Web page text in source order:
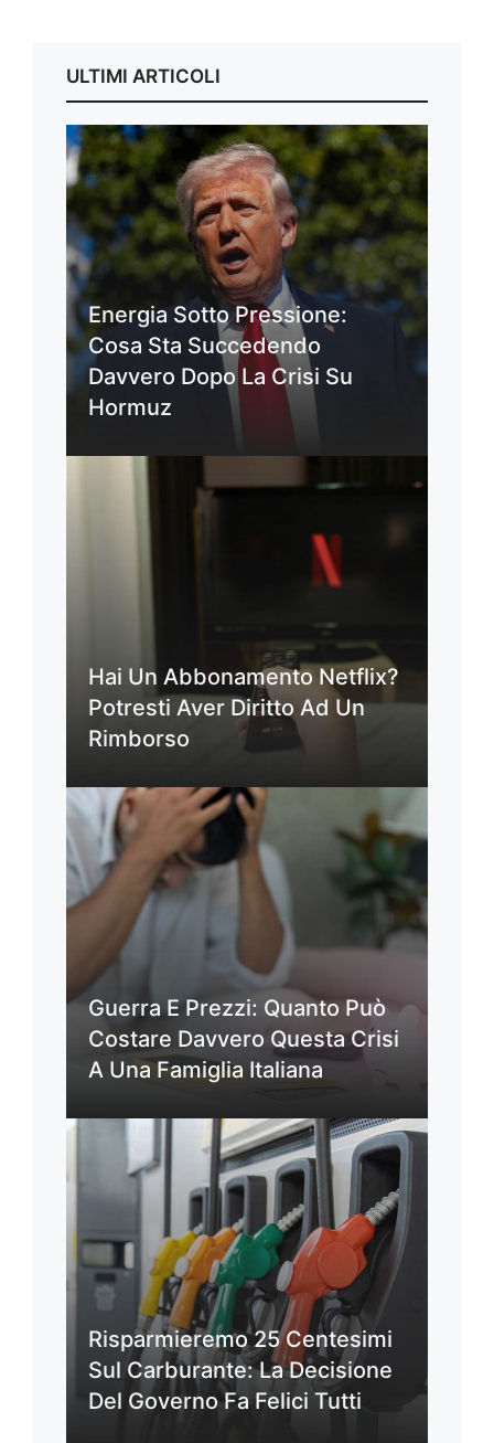
ULTIMI ARTICOLI
Energia Sotto Pressione:
Cosa Sta Succedendo
Davvero Dopo La Crisi Su
Hormuz
Hai Un Abbonamento Netflix?
Potresti Aver Diritto Ad Un
Rimborso
Guerra E Prezzi: Quanto Può
Costare Davvero Questa Crisi
A Una Famiglia Italiana
Risparmieremo 25 Centesimi
Sul Carburante: La Decisione
Del Governo Fa Felici Tutti